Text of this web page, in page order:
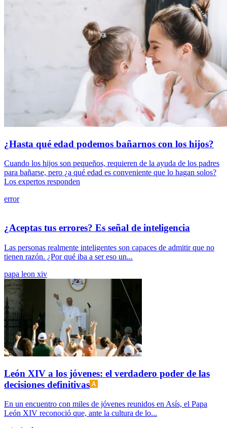
¿Hasta qué edad podemos bañarnos con los hijos?
Cuando los hijos son pequeños, requieren de la ayuda de los padres
para bañarse, pero ¿a qué edad es conveniente que lo hagan solos?
Los expertos responden
error
¿Aceptas tus errores? Es señal de inteligencia
Las personas realmente inteligentes son capaces de admitir que no
tienen razón. ¿Por qué iba a ser eso un...
papa leon xiv
León XIV a los jóvenes: el verdadero poder de las
decisiones definitivas
En un encuentro con miles de jóvenes reunidos en Asís, el Papa
León XIV reconoció que, ante la cultura de lo...